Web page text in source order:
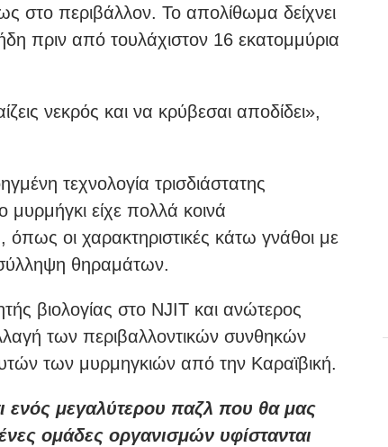
περιβάλλον. Το απολίθωμα δείχνει
πριν από τουλάχιστον 16 εκατομμύρια
νεκρός και να κρύβεσαι αποδίδει»,
τεχνολογία τρισδιάστατης
μυρμήγκι είχε πολλά κοινά
όπως οι χαρακτηριστικές κάτω γνάθοι με
σύλληψη θηραμάτων.
βιολογίας στο NJIT και ανώτερος
των περιβαλλοντικών συνθηκών
των μυρμηγκιών από την Καραϊβική.
ενός μεγαλύτερου παζλ που θα μας
ομάδες οργανισμών υφίστανται